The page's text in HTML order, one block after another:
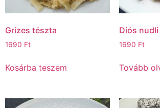
Grízes tészta
1690 Ft
Kosárba teszem
Diós nudli
1690 Ft
Tovább